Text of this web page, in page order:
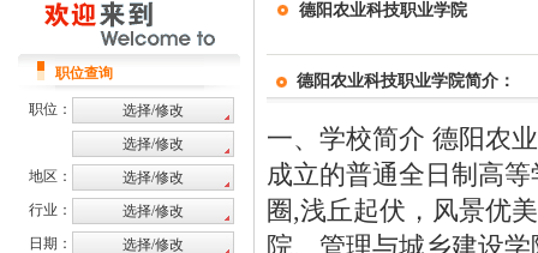
职位查询
职位：
地区：
行业：
日期：
德阳农业科技职业学院
德阳农业科技职业学院简介：
一、学校简介 德阳农
成立的普通全日制高
圈,浅丘起伏，风景优
院、管理与城乡建设